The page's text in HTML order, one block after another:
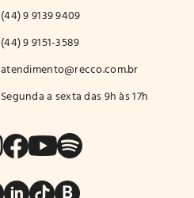
(44) 9 9139 9409
(44) 9 9151-3589
atendimento@recco.com.br
Segunda a sexta das 9h às 17h